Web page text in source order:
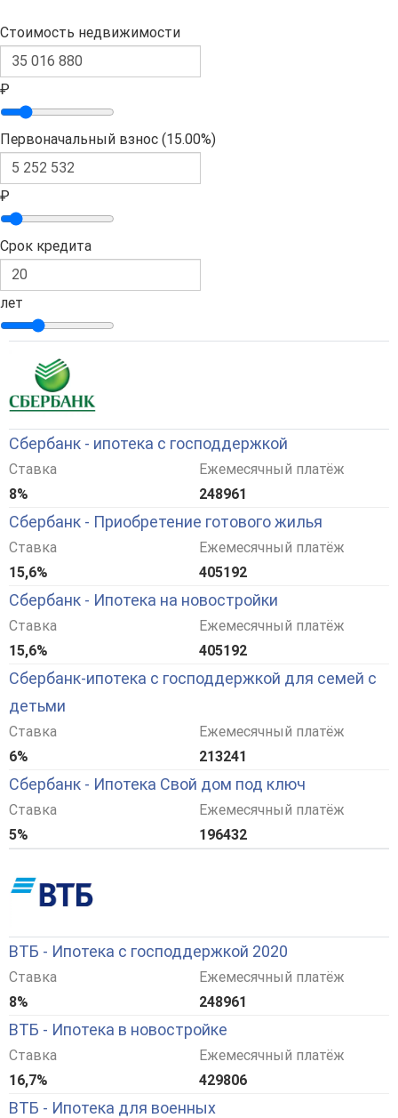
Стоимость недвижимости
₽
Первоначальный взнос (15.00%)
₽
Срок кредита
лет
Сбербанк - ипотека с господдержкой
Ставка
8%
Ежемесячный платёж
248961
Сбербанк - Приобретение готового жилья
Ставка
15,6%
Ежемесячный платёж
405192
Сбербанк - Ипотека на новостройки
Ставка
15,6%
Ежемесячный платёж
405192
Сбербанк-ипотека с господдержкой для семей с
детьми
Ставка
6%
Ежемесячный платёж
213241
Сбербанк - Ипотека Свой дом под ключ
Ставка
5%
Ежемесячный платёж
196432
ВТБ - Ипотека с господдержкой 2020
Ставка
8%
Ежемесячный платёж
248961
ВТБ - Ипотека в новостройке
Ставка
16,7%
Ежемесячный платёж
429806
ВТБ - Ипотека для военных